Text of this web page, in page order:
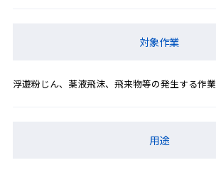
対象作業
浮遊粉じん、薬液飛沫、飛来物等の発生する作業
用途